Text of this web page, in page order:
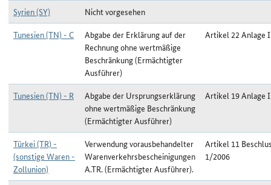
Syrien (SY)
Nicht vorgesehen
Tunesien (TN) - C
Abgabe der Erklärung auf der
Rechnung ohne wertmäßige
Beschränkung (Ermächtigter
Ausführer)
Artikel 22 Anlage I
Tunesien (TN) - R
Abgabe der Ursprungserklärung
ohne wertmäßige Beschränkung
(Ermächtigter Ausführer)
Artikel 19 Anlage I
Türkei (TR) -
(sonstige Waren -
Zollunion)
Verwendung vorausbehandelter
Warenverkehrsbescheinigungen
A.TR. (Ermächtigter Ausführer).
Artikel 11
1/2006